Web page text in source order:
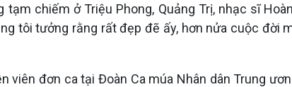
tạm chiếm ở Triệu Phong, Quảng Trị, nhạc sĩ
tôi tưởng rằng rất đẹp đẽ ấy, hơn nửa cuộc
viên đơn ca tại Đoàn Ca múa Nhân dân Trung